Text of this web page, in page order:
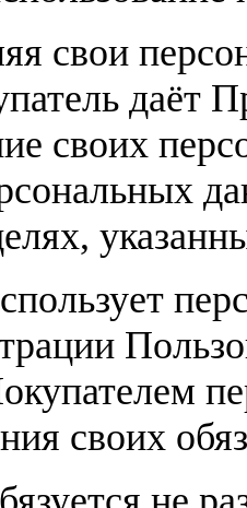
свои
даёт
своих
своих